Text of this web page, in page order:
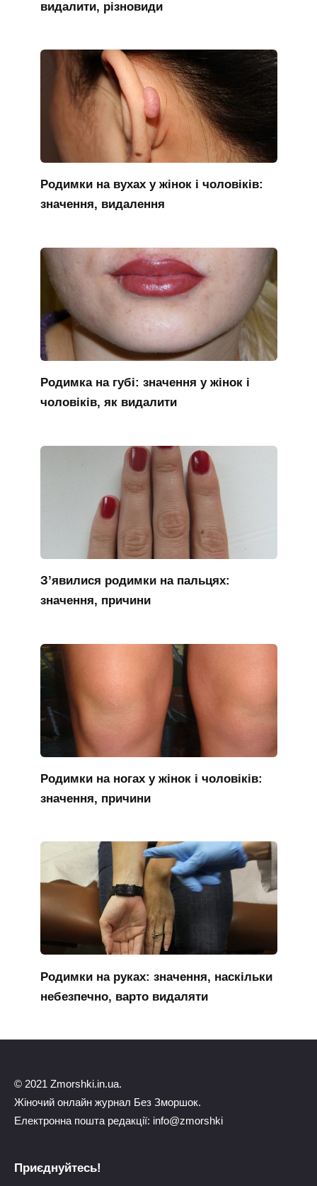
видалити, різновиди
Родимки на вухах у жінок і чоловіків:
значення, видалення
Родимка на губі: значення у жінок і
чоловіків, як видалити
З’явилися родимки на пальцях:
значення, причини
Родимки на ногах у жінок і чоловіків:
значення, причини
Родимки на руках: значення, наскільки
небезпечно, варто видаляти
© 2021 Zmorshki.in.ua.
Жіночий онлайн журнал Без Зморшок.
Електронна пошта редакції: info@zmorshki
Приєднуйтесь!